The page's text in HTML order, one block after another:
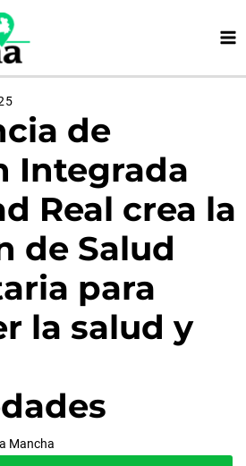
de
Integrada
Real crea la
de Salud
para
la salud y
Mancha